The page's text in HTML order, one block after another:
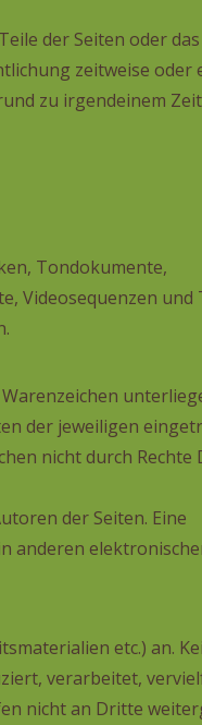
der Seiten oder
zeitweise oder
zu irgendeinem
Tondokumente,
Videosequenzen und
der jeweiligen
nicht durch Rechte
der Seiten. Eine
anderen
etc.) an.
verarbeitet,
nicht an Dritte